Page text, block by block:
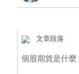
文章段落
個股期貨是什麼